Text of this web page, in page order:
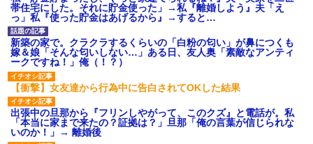
帯住宅にした。それに貯金使った」→私『離婚しよう』夫「え
っ」私『使った貯金はあげるから』→すると…
新築の家で。クラクラするくらいの「白粉の匂い」が鼻につくも
嫁＆娘「そんな匂いしない…」ある日、友人奥「素敵なアンティ
ークですね！」俺（！？）
【衝撃】女友達から行為中に告白されてOKした結果
出張中の旦那から『フリンしやがって、このクズ』と電話が。私
「本当に家まで来たの？証拠は？」旦那「俺の言葉が信じられな
いのか！」→ 離婚後